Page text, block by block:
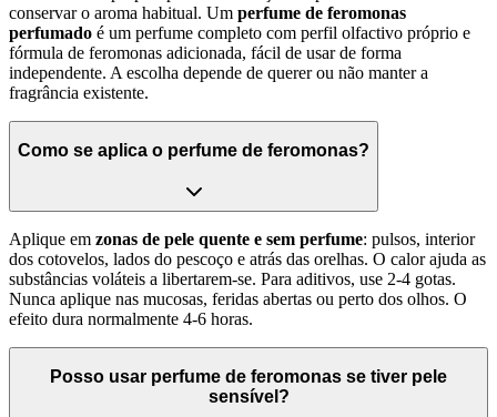
conservar o aroma habitual. Um perfume de feromonas
perfumado é um perfume completo com perfil olfactivo próprio e
fórmula de feromonas adicionada, fácil de usar de forma
independente. A escolha depende de querer ou não manter a
fragrância existente.
Como se aplica o perfume de feromonas?
Aplique em zonas de pele quente e sem perfume: pulsos, interior
dos cotovelos, lados do pescoço e atrás das orelhas. O calor ajuda as
substâncias voláteis a libertarem-se. Para aditivos, use 2-4 gotas.
Nunca aplique nas mucosas, feridas abertas ou perto dos olhos. O
efeito dura normalmente 4-6 horas.
Posso usar perfume de feromonas se tiver pele
sensível?